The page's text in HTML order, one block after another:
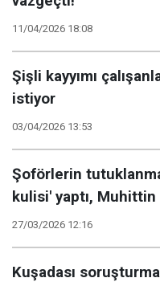
11/04/2026 18:08
Şişli kayyımı
istiyor
03/04/2026 13:53
Şoförlerin
kulisi' yaptı, Muhittin
27/03/2026 12:16
Kuşadası